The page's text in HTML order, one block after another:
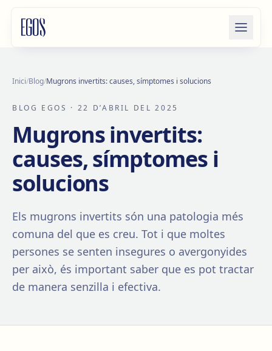
Inici/Blog/Mugrons invertits: causes, símptomes i solucions
BLOG EGOS · 22 D’ABRIL DEL 2025
Mugrons invertits:
causes, símptomes i
solucions
Els mugrons invertits són una patologia més
comuna del que es creu. Tot i que moltes
persones se senten insegures o avergonyides
per això, és important saber que es pot tractar
de manera senzilla i efectiva.